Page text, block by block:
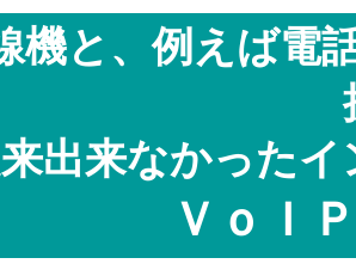
機と、例えば電
出来なかった
ＶｏＩ